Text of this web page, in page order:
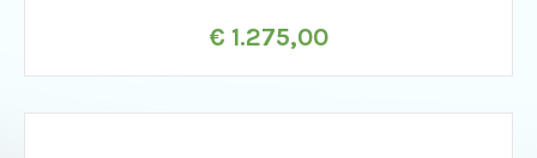
€ 1.275,00